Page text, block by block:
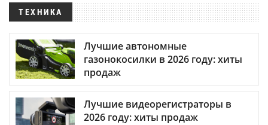
ТЕХНИКА
Лучшие автономные
газонокосилки в 2026 году: хиты
продаж
Лучшие видеорегистраторы в
2026 году: хиты продаж